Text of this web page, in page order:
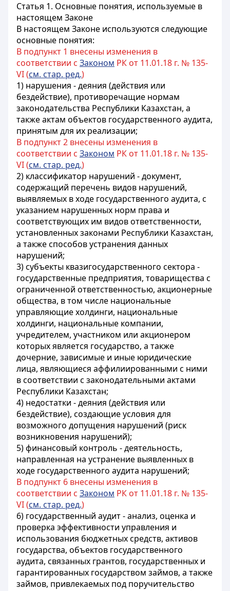
Статья 1. Основные понятия, используемые в
настоящем Законе
В настоящем Законе используются следующие
основные понятия:
В подпункт 1 внесены изменения в
соответствии с Законом РК от 11.01.18 г. № 135-
VI (см. стар. ред.)
1) нарушения - деяния (действия или
бездействие), противоречащие нормам
законодательства Республики Казахстан, а
также актам объектов государственного аудита,
принятым для их реализации;
В подпункт 2 внесены изменения в
соответствии с Законом РК от 11.01.18 г. № 135-
VI (см. стар. ред.)
2) классификатор нарушений - документ,
содержащий перечень видов нарушений,
выявляемых в ходе государственного аудита, с
указанием нарушенных норм права и
соответствующих им видов ответственности,
установленных законами Республики Казахстан,
а также способов устранения данных
нарушений;
3) субъекты квазигосударственного сектора -
государственные предприятия, товарищества с
ограниченной ответственностью, акционерные
общества, в том числе национальные
управляющие холдинги, национальные
холдинги, национальные компании,
учредителем, участником или акционером
которых является государство, а также
дочерние, зависимые и иные юридические
лица, являющиеся аффилиированными с ними
в соответствии с законодательными актами
Республики Казахстан;
4) недостатки - деяния (действия или
бездействие), создающие условия для
возможного допущения нарушений (риск
возникновения нарушений);
5) финансовый контроль - деятельность,
направленная на устранение выявленных в
ходе государственного аудита нарушений;
В подпункт 6 внесены изменения в
соответствии с Законом РК от 11.01.18 г. № 135-
VI (см. стар. ред.)
6) государственный аудит - анализ, оценка и
проверка эффективности управления и
использования бюджетных средств, активов
государства, объектов государственного
аудита, связанных грантов, государственных и
гарантированных государством займов, а также
займов, привлекаемых под поручительство